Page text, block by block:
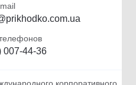
007-44-36
корпоративного